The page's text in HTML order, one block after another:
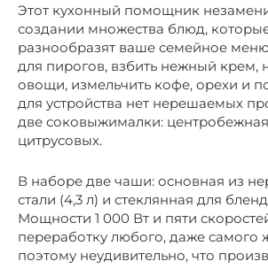
Этот кухонный помощник
создании множества блюд,
разнообразят ваше семейное
для пирогов, взбить нежный крем,
овощи, измельчить кофе, орехи и
для устройства нет нерешаемых
две соковыжималки:
цитрусовых.
В наборе две чаши: основная из
стали (4,3 л) и стеклянная для
Мощности 1 000 Вт и пяти
переработку любого, даже самого
поэтому неудивительно, что